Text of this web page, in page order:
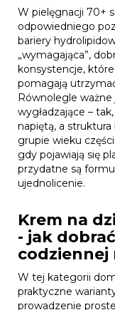
W pielęgnacji 70+
odpowiedniego
bariery
„wymagająca”,
konsystencje,
pomagają
Równolegle ważne
wygładzające –
napiętą, a
grupie wieku
gdy pojawiają się
przydatne są
ujednolicenie.
Krem na
- jak
W tej kategorii
praktyczne
prowadzenie